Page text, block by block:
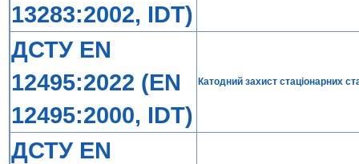
13283:2002, IDT)
ДСТУ EN
12495:2022 (EN
12495:2000, IDT)
Катодний захист стаціонарних
ДСТУ EN